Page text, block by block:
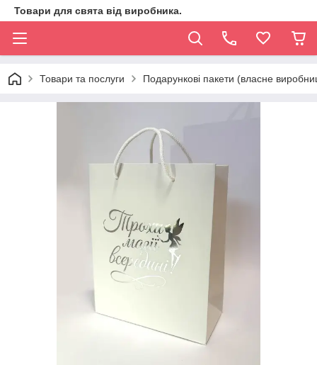
Товари для свята від виробника.
Товари та послуги Подарункові пакети (власне